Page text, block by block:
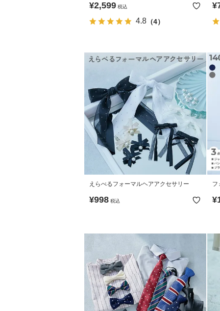
¥2,599 税込
4.8 （4）
¥
えらべるフォーマルヘアアクセサリー
¥998 税込
フ
¥